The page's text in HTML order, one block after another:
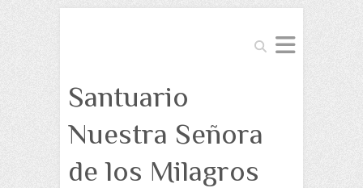
Buscar
Santuario
Nuestra Señora
de los Milagros